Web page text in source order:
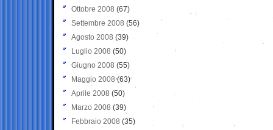
Ottobre 2008 (67)
Settembre 2008 (56)
Agosto 2008 (39)
Luglio 2008 (50)
Giugno 2008 (55)
Maggio 2008(63)
Aprile 2008 (50)
Marzo 2008 (39)
Febbraio 2008 (35)